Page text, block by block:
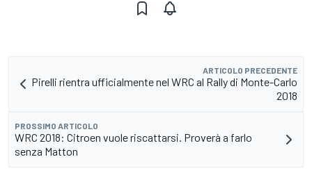
ARTICOLO PRECEDENTE
Pirelli rientra ufficialmente nel WRC al Rally di Monte-Carlo
2018
PROSSIMO ARTICOLO
WRC 2018: Citroen vuole riscattarsi. Proverà a farlo
senza Matton